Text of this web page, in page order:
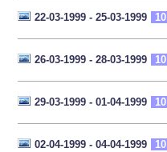
22-03-1999 - 25-03-1999 10
26-03-1999 - 28-03-1999 10
29-03-1999 - 01-04-1999 10
02-04-1999 - 04-04-1999 10